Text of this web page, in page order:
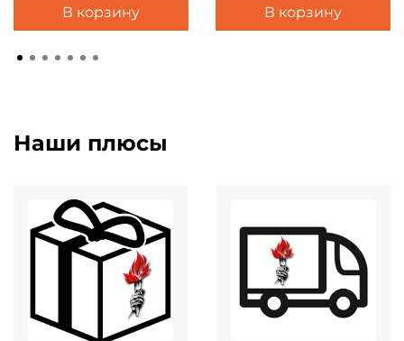
В корзину В корзину
Наши плюсы